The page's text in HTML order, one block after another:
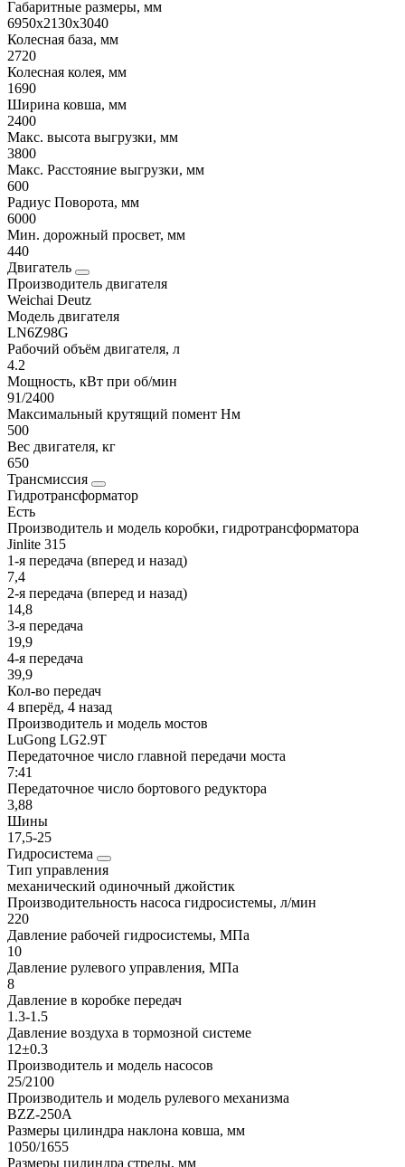
Габаритные размеры, мм
6950х2130х3040
Колесная база, мм
2720
Колесная колея, мм
1690
Ширина ковша, мм
2400
Макс. высота выгрузки, мм
3800
Макс. Расстояние выгрузки, мм
600
Радиус Поворота, мм
6000
Мин. дорожный просвет, мм
440
Двигатель
Производитель двигателя
Weichai Deutz
Модель двигателя
LN6Z98G
Рабочий объём двигателя, л
4.2
Мощность, кВт при об/мин
91/2400
Максимальный крутящий помент Нм
500
Вес двигателя, кг
650
Трансмиссия
Гидротрансформатор
Есть
Производитель и модель коробки, гидротрансформатора
Jinlite 315
1-я передача (вперед и назад)
7,4
2-я передача (вперед и назад)
14,8
3-я передача
19,9
4-я передача
39,9
Кол-во передач
4 вперёд, 4 назад
Производитель и модель мостов
LuGong LG2.9T
Передаточное число главной передачи моста
7:41
Передаточное число бортового редуктора
3,88
Шины
17,5-25
Гидросистема
Тип управления
механический одиночный джойстик
Производительность насоса гидросистемы, л/мин
220
Давление рабочей гидросистемы, МПа
10
Давление рулевого управления, МПа
8
Давление в коробке передач
1.3-1.5
Давление воздуха в тормозной системе
12±0.3
Производитель и модель насосов
25/2100
Производитель и модель рулевого механизма
BZZ-250A
Размеры цилиндра наклона ковша, мм
1050/1655
Размеры цилиндра стрелы, мм